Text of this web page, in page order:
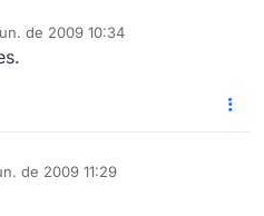
de 2009 10:34
de 2009 11:29